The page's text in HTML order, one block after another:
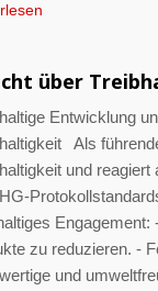
über
Entwicklung
Als
und
zu reduzieren. -
und